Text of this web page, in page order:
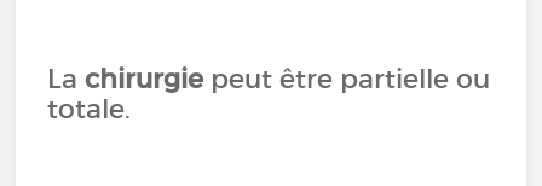
Lachirurgie peut être partielle ou
totale.